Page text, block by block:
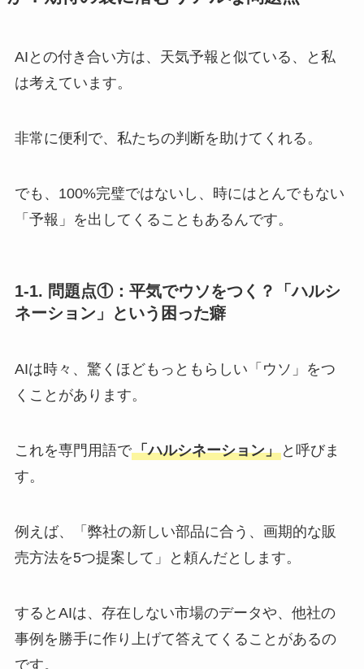
AIとの付き合い方は、天気予報と似ている、と私
は考えています。
非常に便利で、私たちの判断を助けてくれる。
でも、100%完璧ではないし、時にはとんでもない
「予報」を出してくることもあるんです。
1-1. 問題点①：平気でウソをつく？「ハルシ
ネーション」という困った癖
AIは時々、驚くほどもっともらしい「ウソ」をつ
くことがあります。
これを専門用語で「ハルシネーション」と呼びま
す。
例えば、「弊社の新しい部品に合う、画期的な販
売方法を5つ提案して」と頼んだとします。
するとAIは、存在しない市場のデータや、他社の
事例を勝手に作り上げて答えてくることがあるの
です。